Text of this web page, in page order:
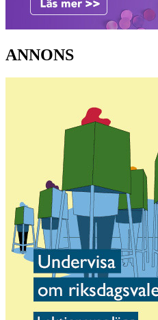
ANNONS